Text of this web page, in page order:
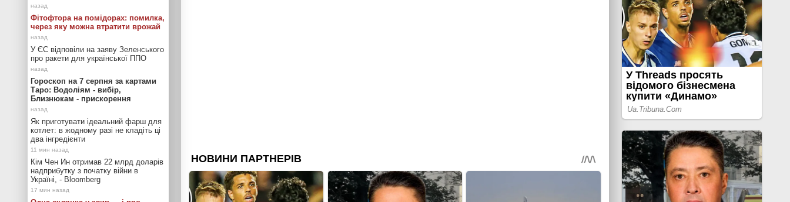
Фітофтора на помідорах: помилка,
через яку можна втратити врожай
У ЄС відповіли на заяву Зеленського
про ракети для української ППО
Гороскоп на 7 серпня за картами
Таро: Водоліям - вибір,
Близнюкам - прискорення
Як приготувати ідеальний фарш для
котлет: в жодному разі не кладіть ці
два інгредієнти
Кім Чен Ин отримав 22 млрд доларів
надприбутку з початку війни в
Україні, - Bloomberg